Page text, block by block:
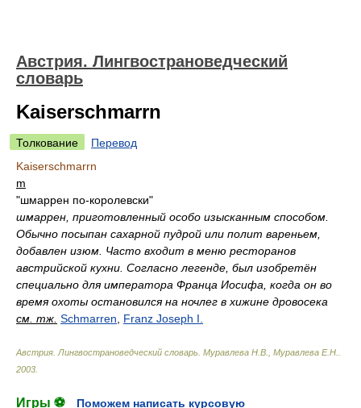
Австрия. Лингвострановедческий
словарь
Kaiserschmarrn
Толкование
Перевод
Kaiserschmarrn
m
"шмаррен по-королевски"
шмаррен, приготовленный особо изысканным способом.
Обычно посыпан сахарной пудрой или полит вареньем,
добавлен изюм. Часто входит в меню ресторанов
австрийской кухни. Согласно легенде, был изобретён
специально для императора Франца Иосифа, когда он во
время охоты остановился на ночлег в хижине дровосека
см. тж. Schmarren Franz Joseph I.
Австрия. Лингвострановедческий словарь Муравлева Н.В., Муравлева Е.Н.
2003
Игры ⚽
Поможем написать курсовую